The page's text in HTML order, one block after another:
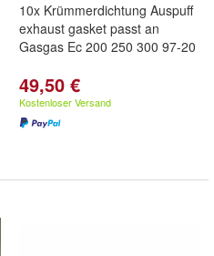
10x Krümmerdichtung Auspuff
exhaust gasket passt an
Gasgas Ec 200 250 300 97-20
49,50 €
Kostenloser Versand